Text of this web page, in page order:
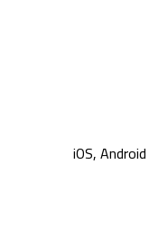
iOS, Android